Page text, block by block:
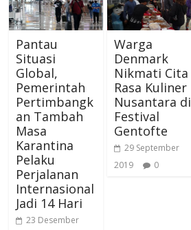
Pantau
Situasi
Global,
Pemerintah
Pertimbangk
an Tambah
Masa
Karantina
Pelaku
Perjalanan
Internasional
Jadi 14 Hari
23 Desember
Warga
Denmark
Nikmati Cita
Rasa Kuliner
Nusantara di
Festival
Gentofte
29 September
2019
0